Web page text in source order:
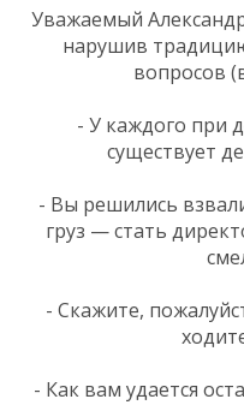
Уважаемый
нарушив
вопросов
- У каждого при
существует
- Вы решились
груз — стать
- Скажите,
- Как вам удается